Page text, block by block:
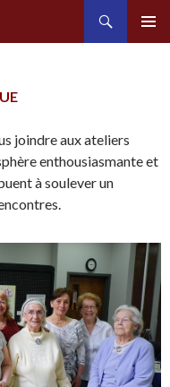
joindre aux ateliers
enthousiasmante et
à soulever un